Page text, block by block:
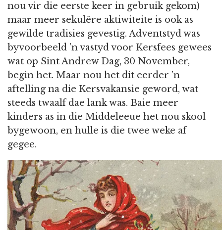
nou vir die eerste keer in gebruik gekom)
maar meer sekulêre aktiwiteite is ook as
gewilde tradisies gevestig. Adventstyd was
byvoorbeeld ’n vastyd voor Kersfees gewees
wat op Sint Andrew Dag, 30 November,
begin het. Maar nou het dit eerder ’n
aftelling na die Kersvakansie geword, wat
steeds twaalf dae lank was. Baie meer
kinders as in die Middeleeue het nou skool
bygewoon, en hulle is die twee weke af
gegee.